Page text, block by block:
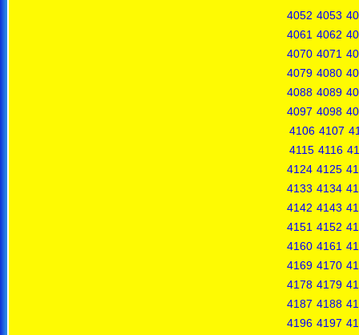
4052 4053
4061 4062
4070 4071
4079 4080
4088 4089
4097 4098
4106 4107
4115 4116
4124 4125
4133 4134
4142 4143
4151 4152
4160 4161
4169 4170
4178 4179
4187 4188
4196 4197